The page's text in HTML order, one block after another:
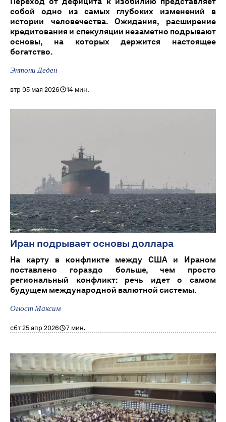
собой одно из самых глубоких изменений в
истории человечества. Ожидания, расширение
кредитования и спекуляции незаметно подрывают
основы, на которых держится настоящее
богатство.
Энтони Деден
втр 05 мая 2026 14 мин.
Иран подрывает основы доллара
На карту в конфликте между США и Ираном
поставлено гораздо больше, чем просто
региональный конфликт: речь идет о самом
будущем международной валютной системы.
Огюст Максим
сбт 25 апр 2026 7 мин.